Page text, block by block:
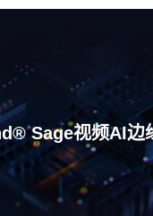
Sage视频AI边